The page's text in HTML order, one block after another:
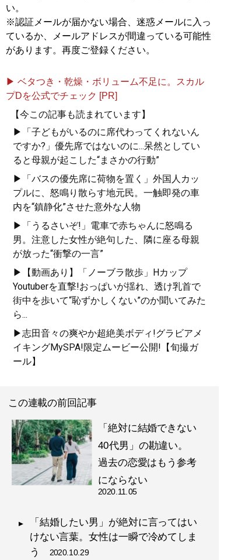
い。
※認証メールが届かない場合、迷惑メールに入っ
ているか、メールアドレスが間違っている可能性
があります。再度ご登録ください。
▶ ベタつき・乾燥・ボリューム不足に。スカル
プDを公式でチェック [PR]
【今この記事も読まれています】
▶「子どもがいるのに席代わってくれないん
ですか?」優先席ではないのに...呆然としてい
ると母親が起こした“まさかの行動”
▶「バスの優先席に荷物を置く」外国人カッ
プルに、怒鳴り散らす地元民。一触即発の車
内を“鎮静化”させた意外な人物
▶「うるさいぞ!」電車で赤ちゃんに怒鳴る
男。注意した女性が絶句した、隣に座る母親
が放った“衝撃の一言”
▶【動画あり】「ノーブラ散歩」Hカップ
Youtuberを直撃!おっぱいが揺れ、透け乳首で
街中を歩いて“恥ずかしくない”のか聞いてみた
ら...
▶志田音々の爽やか超絶美ボディ!グラビアメ
イキングMySPA!限定ムービー公開!【旬撮ガ
ール】
この連載の前回記事
「絶対に結婚できない
40代男」の勘違い。
過去の恋愛はもう参考
にならない
2020.11.05
「結婚したい男」が絶対に言ってはい
けない言葉。女性は一瞬で冷めてしま
う 2020.10.29